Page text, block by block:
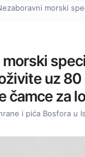
morski
morski
uz
čamce za
i pića Bosfora u